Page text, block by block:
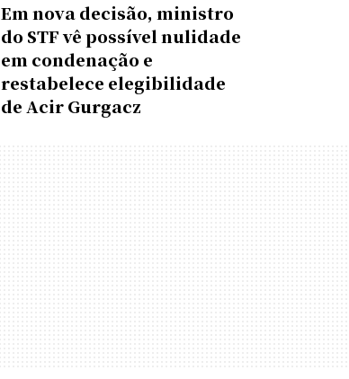
Em nova decisão, ministro
do STF vê possível nulidade
em condenação e
restabelece elegibilidade
de Acir Gurgacz